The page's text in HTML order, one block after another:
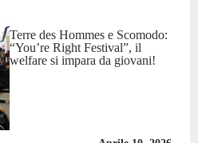
Terre des Hommes e Scomodo:
“You’re Right Festival”, il
welfare si impara da giovani!